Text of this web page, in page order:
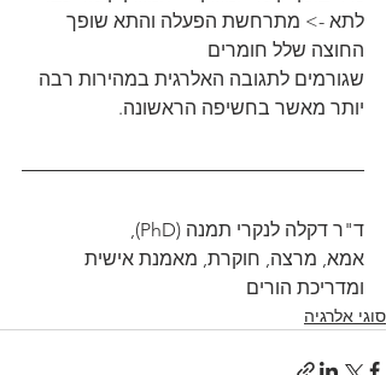
לתא -> מתרחשת הפעלה והתא שופך
החוצה שלל חומרים
שגורמים לתגובה האלרגית במהירות רבה
יותר מאשר בחשיפה הראשונה.
ד"ר דקלה לנקרי תמנה (PhD),
אמא, מרצה, חוקרת, מאמנת אישית
ומדריכת הורים
סוגי אלרגיה